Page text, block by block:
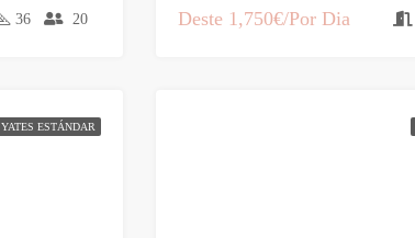
36 20 Deste 1,750€/Por Dia
YATES ESTÁNDAR